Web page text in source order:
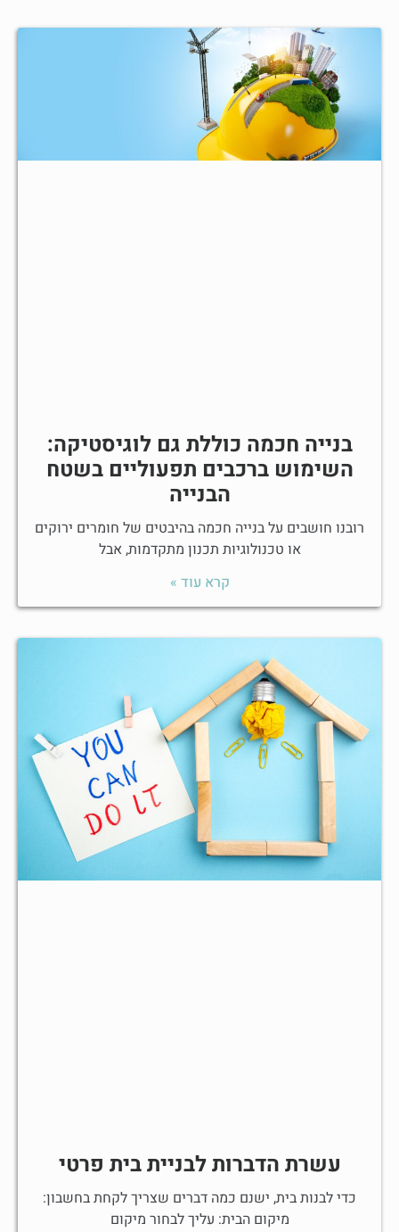
בנייה חכמה כוללת גם לוגיסטיקה:
השימוש ברכבים תפעוליים בשטח
הבנייה
רובנו חושבים על בנייה חכמה בהיבטים של חומרים ירוקים
או טכנולוגיות תכנון מתקדמות, אבל
קרא עוד »
עשרת הדברות לבניית בית פרטי
כדי לבנות בית, ישנם כמה דברים שצריך לקחת בחשבון:
מיקום הבית: עליך לבחור מיקום